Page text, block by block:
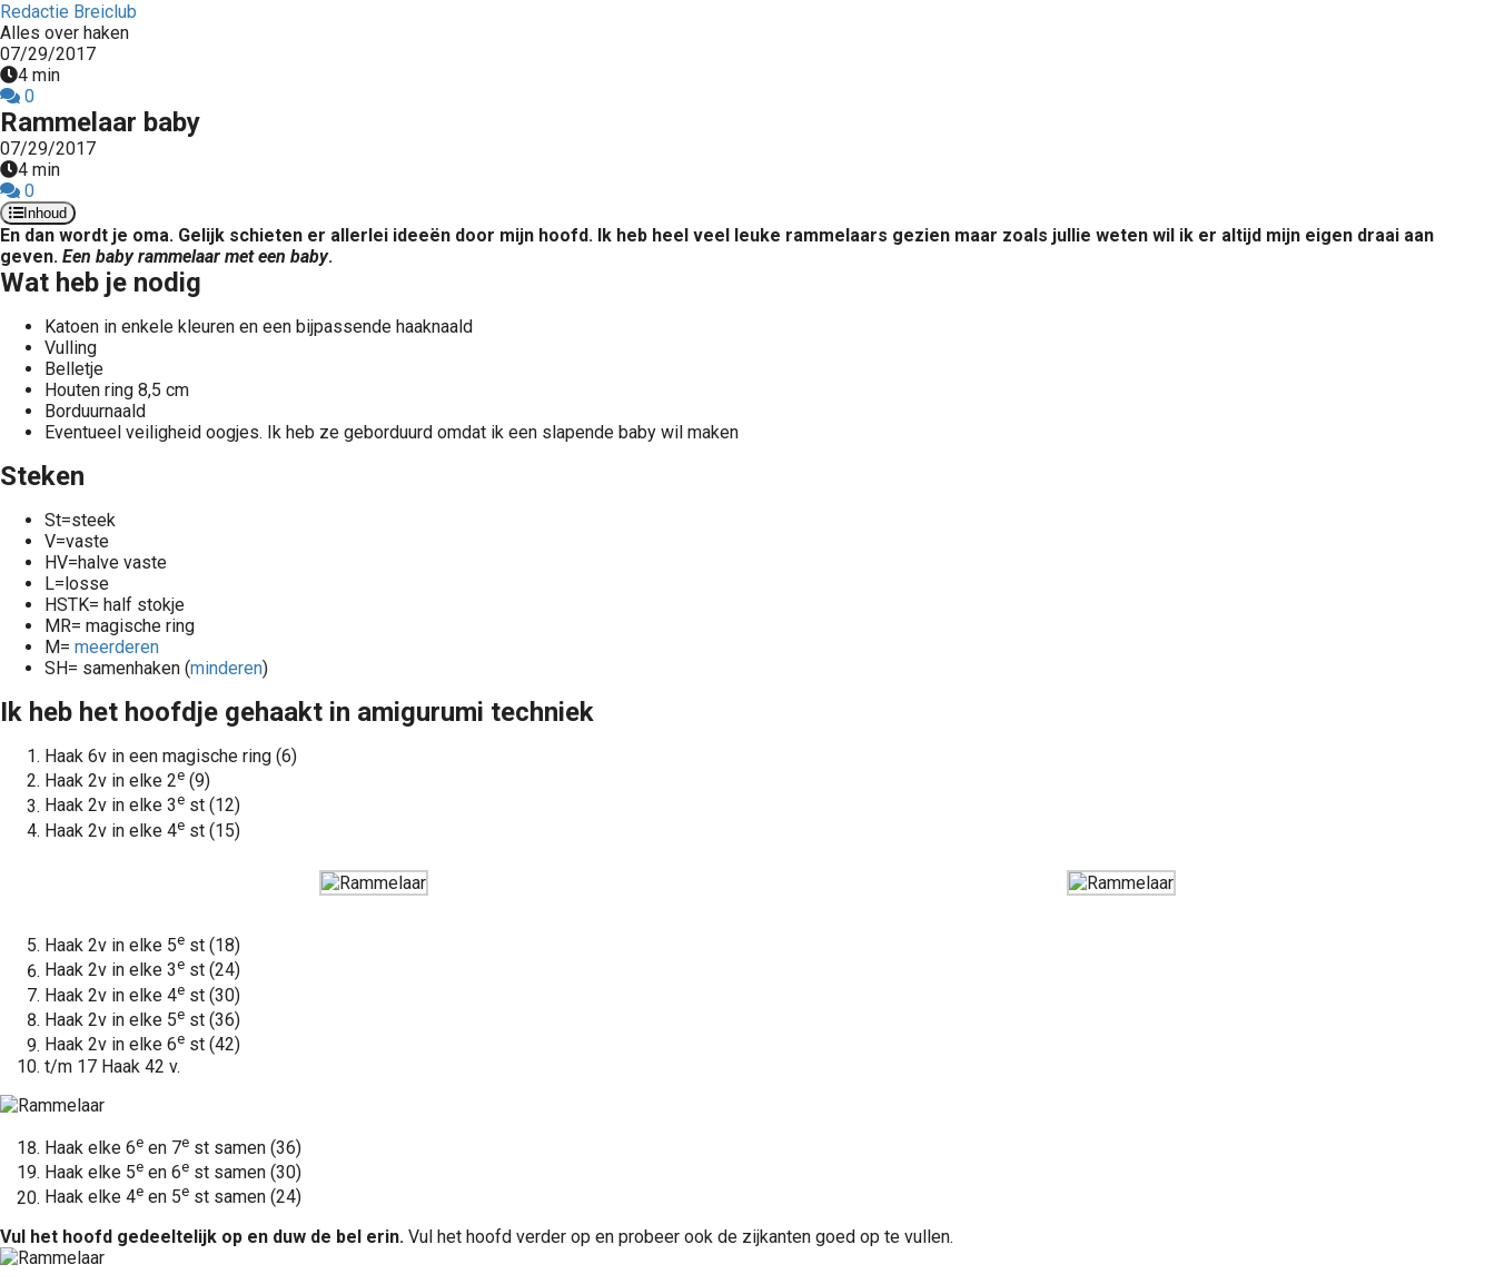
Redactie Breiclub
Alles over haken
07/29/2017
4 min
0
Rammelaar baby
07/29/2017
4 min
0
Inhoud
En dan wordt je oma. Gelijk schieten er allerlei ideeën door mijn hoofd. Ik heb heel veel leuke rammelaars gezien maar zoals jullie weten wil ik er altijd mijn eigen draai aan
geven. Een baby rammelaar met een baby.
Wat heb je nodig
Katoen in enkele kleuren en een bijpassende haaknaald
Vulling
Belletje
Houten ring 8,5 cm
Borduurnaald
Eventueel veiligheid oogjes. Ik heb ze geborduurd omdat ik een slapende baby wil maken
Steken
St=steek
V=vaste
HV=halve vaste
L=losse
HSTK= half stokje
MR= magische ring
M= meerderen
SH= samenhaken (minderen)
Ik heb het hoofdje gehaakt in amigurumi techniek
Haak 6v in een magische ring (6)
Haak 2v in elke 2e (9)
Haak 2v in elke 3e st (12)
Haak 2v in elke 4e st (15)
Haak 2v in elke 5e st (18)
Haak 2v in elke 3e st (24)
Haak 2v in elke 4e st (30)
Haak 2v in elke 5e st (36)
Haak 2v in elke 6e st (42)
t/m 17 Haak 42 v.
Haak elke 6e en 7e st samen (36)
Haak elke 5e en 6e st samen (30)
Haak elke 4e en 5e st samen (24)
Vul het hoofd gedeeltelijk op en duw de bel erin. Vul het hoofd verder op en probeer ook de zijkanten goed op te vullen.